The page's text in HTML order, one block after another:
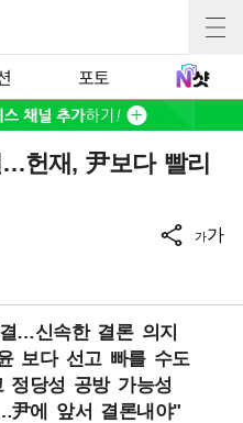
포토
헌재, 尹보다 빨리
가가
…신속한 결론 의지
보다 선고 빠를 수도
정당성 공방 가능성
尹에 앞서 결론내야"